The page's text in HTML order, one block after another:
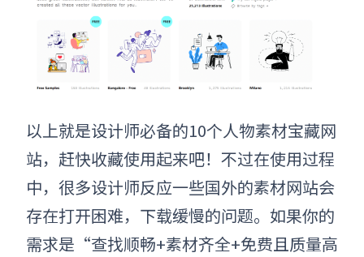
以上就是设计师必备的10个人物素材宝藏网
站，赶快收藏使用起来吧！不过在使用过程
中，很多设计师反应一些国外的素材网站会
存在打开困难，下载缓慢的问题。如果你的
需求是“查找顺畅+素材齐全+免费且质量高